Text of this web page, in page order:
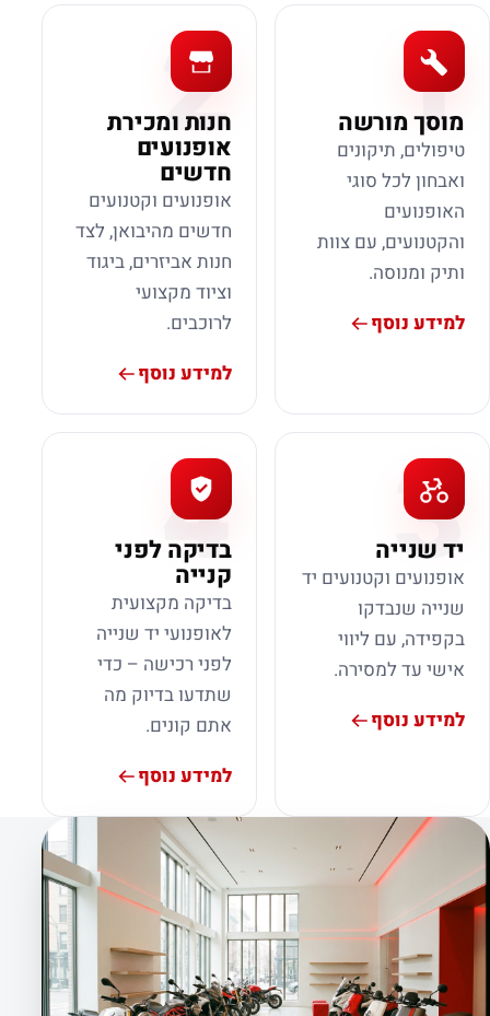
1
מוסך מורשה
טיפולים, תיקונים
ואבחון לכל סוגי
האופנועים
והקטנועים, עם צוות
ותיק ומנוסה.
למידע נוסף
2
חנות ומכירת
אופנועים
חדשים
אופנועים וקטנועים
חדשים מהיבואן, לצד
חנות אביזרים, ביגוד
וציוד מקצועי
לרוכבים.
למידע נוסף
3
יד שנייה
אופנועים וקטנועים יד
שנייה שנבדקו
בקפידה, עם ליווי
אישי עד למסירה.
למידע נוסף
4
בדיקה לפני
קנייה
בדיקה מקצועית
לאופנועי יד שנייה
לפני רכישה – כדי
שתדעו בדיוק מה
אתם קונים.
למידע נוסף